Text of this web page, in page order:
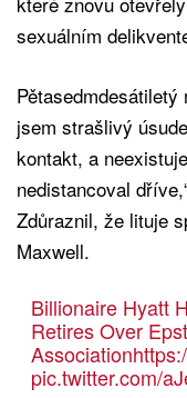
sexuálním
jsem strašlivý
kontakt, a
nedistancoval
Zdůraznil, že lituje
Maxwell.
Billionaire Hyatt
Retires Over
Association
pic.twitter.com/